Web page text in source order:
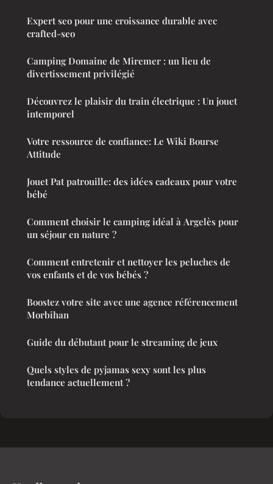
Expert seo pour une croissance durable avec
crafted-seo
Camping Domaine de Miremer : un lieu de
divertissement privilégié
Découvrez le plaisir du train électrique : Un jouet
intemporel
Votre ressource de confiance: Le Wiki Bourse
Attitude
Jouet Pat patrouille: des idées cadeaux pour votre
bébé
Comment choisir le camping idéal à Argelès pour
un séjour en nature ?
Comment entretenir et nettoyer les peluches de
vos enfants et de vos bébés ?
Boostez votre site avec une agence référencement
Morbihan
Guide du débutant pour le streaming de jeux
Quels styles de pyjamas sexy sont les plus
tendance actuellement ?